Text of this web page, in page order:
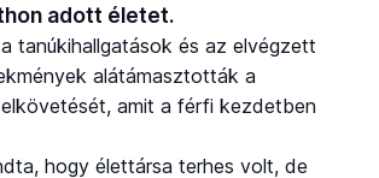
adott életet.
tanúkihallgatások és az elvégzett
alátámasztották a
amit a férfi kezdetben
hogy élettársa terhes volt, de